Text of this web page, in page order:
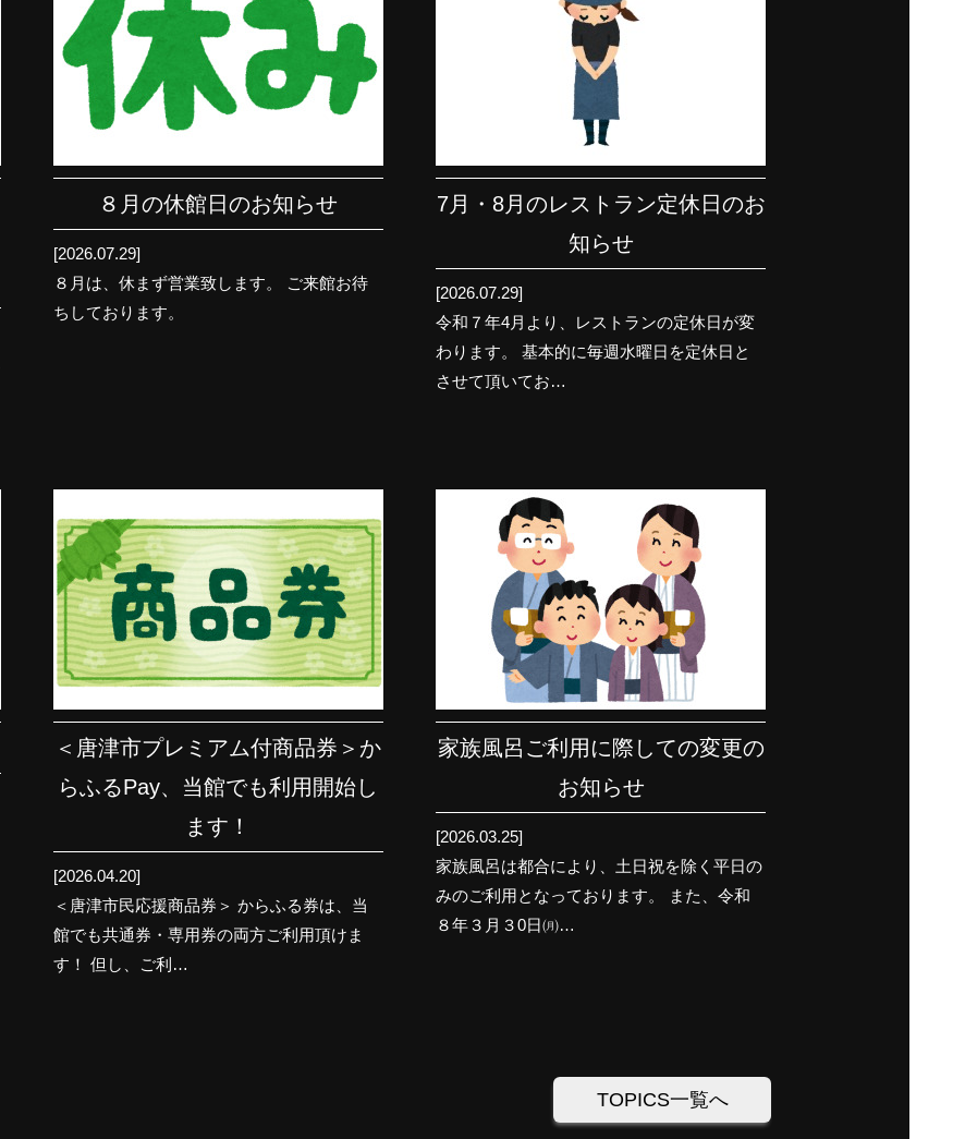
８月の休館日のお知らせ
[2026.07.29]
８月は、休まず営業致します。 ご来館お待
ちしております。
7月・8月のレストラン定休日のお
知らせ
[2026.07.29]
令和７年4月より、レストランの定休日が変
わります。 基本的に毎週水曜日を定休日と
させて頂いてお…
＜唐津市プレミアム付商品券＞か
らふるPay、当館でも利用開始し
ます！
[2026.04.20]
＜唐津市民応援商品券＞ からふる券は、当
館でも共通券・専用券の両方ご利用頂けま
す！ 但し、ご利…
家族風呂ご利用に際しての変更の
お知らせ
[2026.03.25]
家族風呂は都合により、土日祝を除く平日の
みのご利用となっております。 また、令和
８年３月３0日㈪…
TOPICS一覧へ